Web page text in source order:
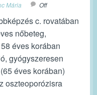
Mária Off
c. rovatában
nőbeteg,
éves korában
gyógyszeresen
éves korában)
oszteoporózisra